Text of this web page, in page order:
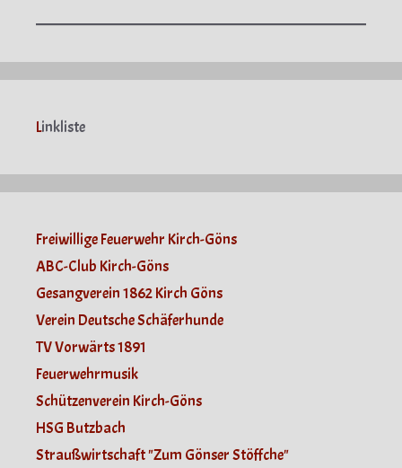
Linkliste
Freiwillige Feuerwehr Kirch-Göns
ABC-Club Kirch-Göns
Gesangverein 1862 Kirch Göns
Verein Deutsche Schäferhunde
TV Vorwärts 1891
Feuerwehrmusik
Schützenverein Kirch-Göns
HSG Butzbach
Straußwirtschaft "Zum Gönser Stöffche"